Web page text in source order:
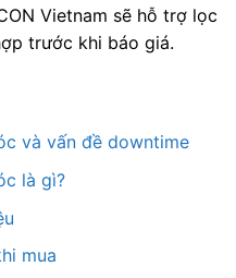
Vietnam sẽ hỗ trợ lọc
trước khi báo giá.
và vấn đề downtime
là gì?
mua